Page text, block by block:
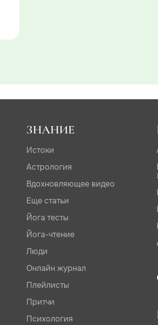
ЗНАНИЕ
Истоки
Астрология
Вдохновляющее видео
Еще статьи
Йога тесты
Йога-чтение
Люди
Онлайн журнал
Плейлисты
Притчи
Психология